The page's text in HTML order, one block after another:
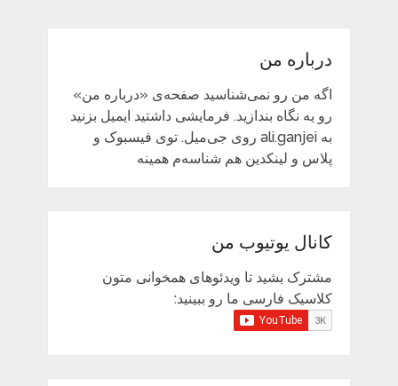
درباره من
اگه من رو نمی‌شناسید صفحه‌ی «درباره من»
رو یه نگاه بندازید. فرمایشی داشتید ایمیل بزنید
به ali.ganjei روی جی‌میل. توی فیسبوک و
پلاس و لینکدین هم شناسه‌م همینه
کانال یوتیوب من
مشترک بشید تا ویدئوهای همخوانی متون
کلاسیک فارسی ما رو ببینید: